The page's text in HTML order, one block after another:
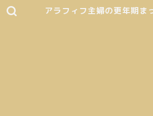
アラフィフ主婦の更年期ま